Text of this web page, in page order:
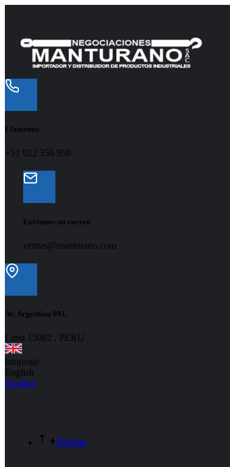
Llamenos
+51 922 356 958
Envíanos un correo
ventas@manturano.com
Av. Argentina 991,
Lima 15082 , PERU
language
English
Español
Home